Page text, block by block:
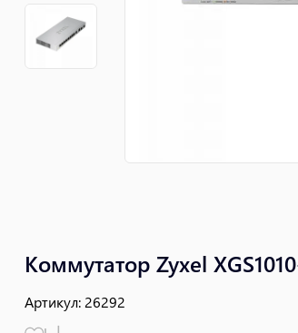
Коммутатор Zyxel
Артикул: 26292